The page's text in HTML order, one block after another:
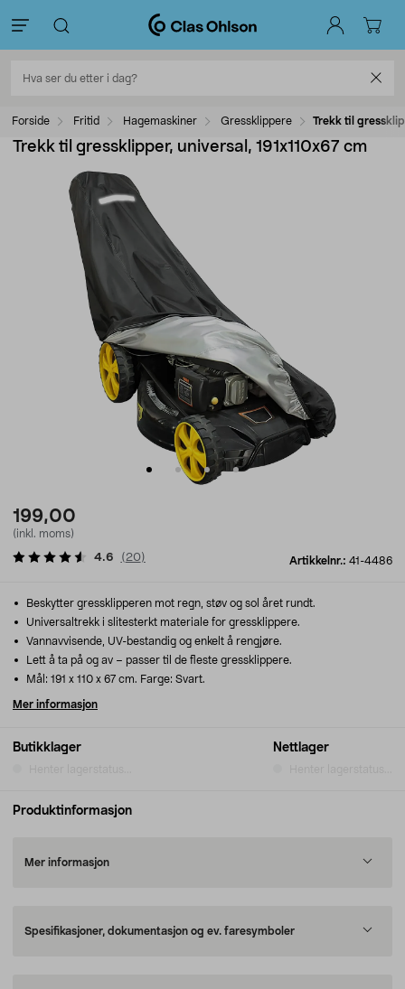
Forside Fritid Hagemaskiner Gressklippere Trekk til
Trekk til gressklipper, universal, 191x110x67 cm
199,00
(inkl. moms)
Artikkelnr.: 41-4486
4.6 ( 20)
Butikklager Nettlager
Beskytter gressklipperen mot regn, støv og sol året rundt.
Universaltrekk i slitesterkt materiale for gressklippere.
Vannavvisende, UV-bestandig og enkelt å rengjøre.
Lett å ta på og av – passer til de fleste gressklippere.
Mål: 191 x 110 x 67 cm. Farge: Svart.
Mer informasjon
Produktinformasjon
Mer informasjon
Spesifikasjoner, dokumentasjon og ev. faresymboler